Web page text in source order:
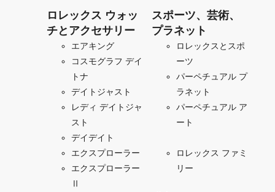
ロレックス ウォッ
チとアクセサリー
エアキング
コスモグラフ デイ
トナ
デイトジャスト
レディ デイトジャ
スト
デイデイト
エクスプローラー
エクスプローラー
Ⅱ
スポーツ、芸術、
プラネット
ロレックスとスポ
ーツ
パーペチュアル プ
ラネット
パーペチュアル ア
ート
ロレックス ファミ
リー